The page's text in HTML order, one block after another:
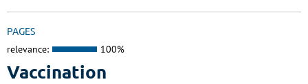
PAGES
relevance: 100%
Vaccination